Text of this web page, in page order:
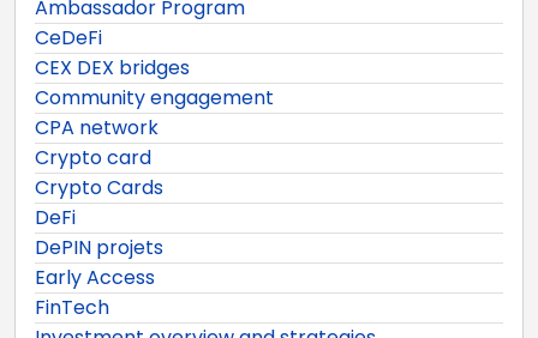
Ambassador Program
CeDeFi
CEX DEX bridges
Community engagement
CPA network
Crypto card
Crypto Cards
DeFi
DePIN projets
Early Access
FinTech